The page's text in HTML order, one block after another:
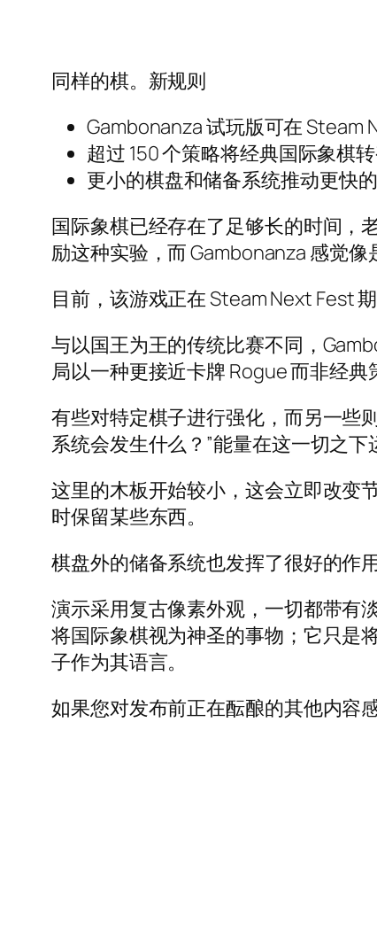
同样的棋。新规则
Gambonanza 试玩版可在 Steam
超过 150 个策略将经典国际象棋
更小的棋盘和储备系统推动更快
国际象棋已经存在了足够长的时间，
励这种实验，而 Gambonanza 感觉
目前，该游戏正在 Steam Next Fest
与以国王为王的传统比赛不同，
局以一种更接近卡牌 Rogue 而非经典
有些对特定棋子进行强化，而另一些
系统会发生什么？”能量在这一切之下
这里的木板开始较小，这会立即改变
时保留某些东西。
棋盘外的储备系统也发挥了很好的作
演示采用复古像素外观，一切都带有
将国际象棋视为神圣的事物；它只是
子作为其语言。
如果您对发布前正在酝酿的其他内容